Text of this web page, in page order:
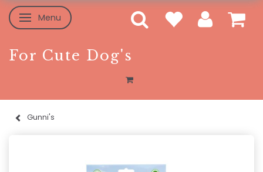
Skifte navigation
Menu
For Cute Dog's
Gunni's